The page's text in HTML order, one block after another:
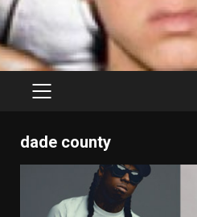
PRIMARY
dade county